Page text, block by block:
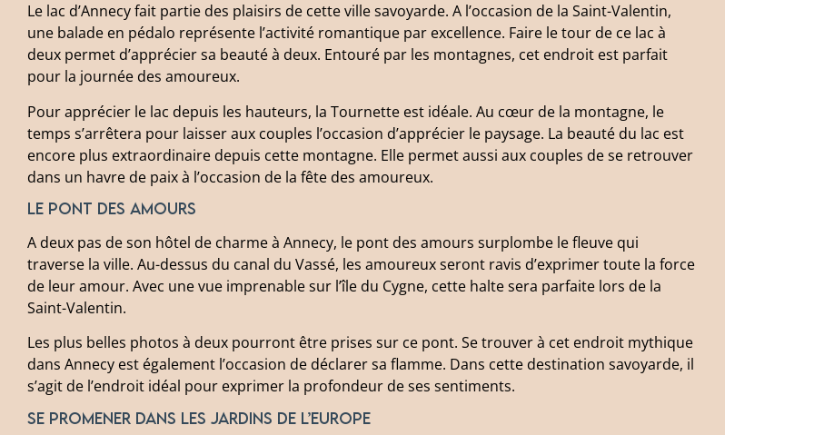
Le lac d’Annecy fait partie des plaisirs de cette ville savoyarde. A l’occasion de la Saint-Valentin,
une balade en pédalo représente l’activité romantique par excellence. Faire le tour de ce lac à
deux permet d’apprécier sa beauté à deux. Entouré par les montagnes, cet endroit est parfait
pour la journée des amoureux.
Pour apprécier le lac depuis les hauteurs, la Tournette est idéale. Au cœur de la montagne, le
temps s’arrêtera pour laisser aux couples l’occasion d’apprécier le paysage. La beauté du lac est
encore plus extraordinaire depuis cette montagne. Elle permet aussi aux couples de se retrouver
dans un havre de paix à l’occasion de la fête des amoureux.
Le pont des amours
A deux pas de son hôtel de charme à Annecy, le pont des amours surplombe le fleuve qui
traverse la ville. Au-dessus du canal du Vassé, les amoureux seront ravis d’exprimer toute la force
de leur amour. Avec une vue imprenable sur l’île du Cygne, cette halte sera parfaite lors de la
Saint-Valentin.
Les plus belles photos à deux pourront être prises sur ce pont. Se trouver à cet endroit mythique
dans Annecy est également l’occasion de déclarer sa flamme. Dans cette destination savoyarde, il
s’agit de l’endroit idéal pour exprimer la profondeur de ses sentiments.
Se promener dans les jardins de l’Europe